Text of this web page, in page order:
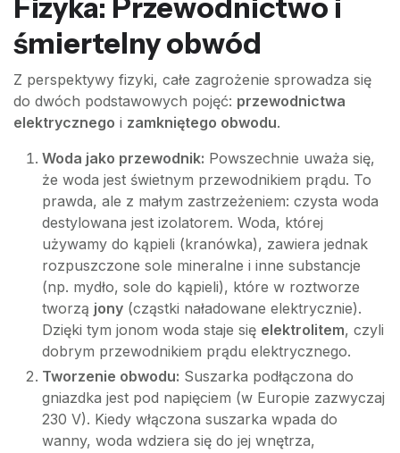
Fizyka: Przewodnictwo i
śmiertelny obwód
Z perspektywy fizyki, całe zagrożenie sprowadza się
do dwóch podstawowych pojęć: przewodnictwa
elektrycznego i zamkniętego obwodu.
Woda jako przewodnik: Powszechnie uważa się,
że woda jest świetnym przewodnikiem prądu. To
prawda, ale z małym zastrzeżeniem: czysta woda
destylowana jest izolatorem. Woda, której
używamy do kąpieli (kranówka), zawiera jednak
rozpuszczone sole mineralne i inne substancje
(np. mydło, sole do kąpieli), które w roztworze
tworzą jony (cząstki naładowane elektrycznie).
Dzięki tym jonom woda staje się elektrolitem, czyli
dobrym przewodnikiem prądu elektrycznego.
Tworzenie obwodu: Suszarka podłączona do
gniazdka jest pod napięciem (w Europie zazwyczaj
230 V). Kiedy włączona suszarka wpada do
wanny, woda wdziera się do jej wnętrza,